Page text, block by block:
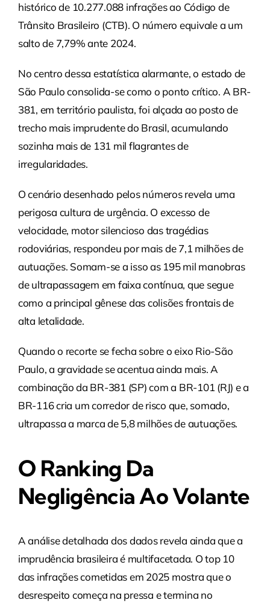
histórico de 10.277.088 infrações ao Código de
Trânsito Brasileiro (CTB). O número equivale a um
salto de 7,79% ante 2024.
No centro dessa estatística alarmante, o estado de
São Paulo consolida-se como o ponto crítico. A BR-
381, em território paulista, foi alçada ao posto de
trecho mais imprudente do Brasil, acumulando
sozinha mais de 131 mil flagrantes de
irregularidades.
O cenário desenhado pelos números revela uma
perigosa cultura de urgência. O excesso de
velocidade, motor silencioso das tragédias
rodoviárias, respondeu por mais de 7,1 milhões de
autuações. Somam-se a isso as 195 mil manobras
de ultrapassagem em faixa contínua, que segue
como a principal gênese das colisões frontais de
alta letalidade.
Quando o recorte se fecha sobre o eixo Rio-São
Paulo, a gravidade se acentua ainda mais. A
combinação da BR-381 (SP) com a BR-101 (RJ) e a
BR-116 cria um corredor de risco que, somado,
ultrapassa a marca de 5,8 milhões de autuações.
O Ranking Da
Negligência Ao Volante
A análise detalhada dos dados revela ainda que a
imprudência brasileira é multifacetada. O top 10
das infrações cometidas em 2025 mostra que o
desrespeito começa na pressa e termina no